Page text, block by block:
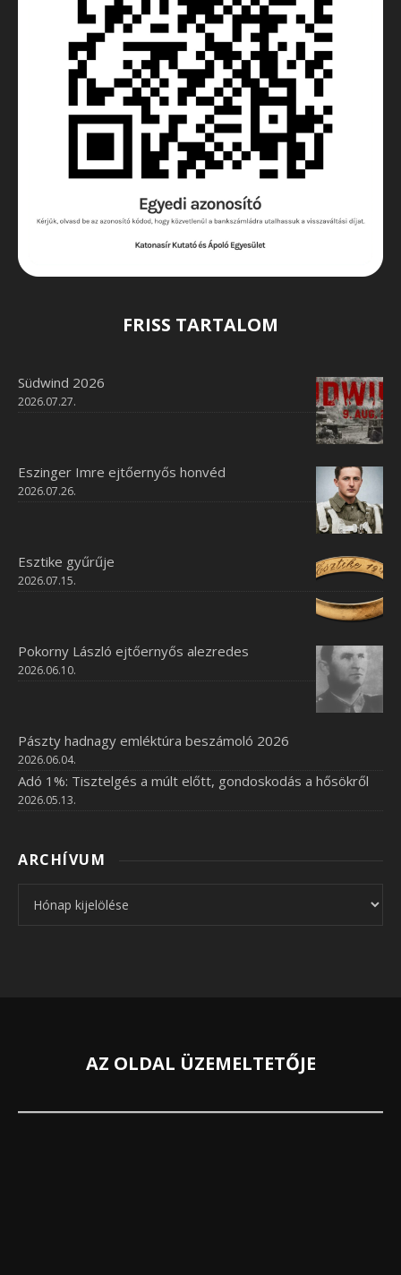
FRISS TARTALOM
Südwind 2026
2026.07.27.
Eszinger Imre ejtőernyős honvéd
2026.07.26.
Esztike gyűrűje
2026.07.15.
Pokorny László ejtőernyős alezredes
2026.06.10.
Pászty hadnagy emléktúra beszámoló 2026
2026.06.04.
Adó 1%: Tisztelgés a múlt előtt, gondoskodás a hősökről
2026.05.13.
ARCHÍVUM
AZ OLDAL ÜZEMELTETŐJE